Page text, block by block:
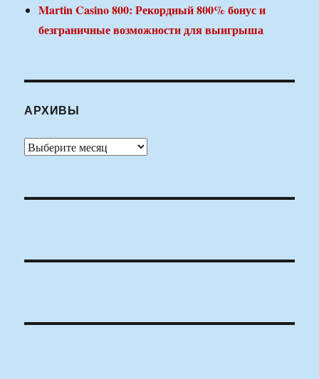
Martin Casino 800: Рекордный 800% бонус и
безграничные возможности для выигрыша
АРХИВЫ
Архивы